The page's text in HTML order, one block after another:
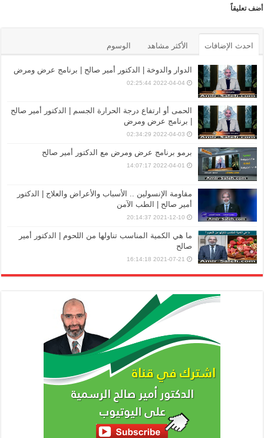
أضف تعليقاً
احدث الإضافات الأكثر مشاهد الوسوم
الدوار والدوخة | الدكتور أمير صالح | برنامج عرض ومرض
2022-04-04 02:25:44
الحمى أو ارتفاع درجة الحرارة الجسم | الدكتور أمير صالح
| برنامج عرض ومرض
2022-04-03 02:34:29
برمو برنامج عرض ومرض مع الدكتور أمير صالح
2022-04-01 14:07:17
مقاومة الإنسولين .. الأسباب والأعراض والعلاج | الدكتور
أمير صالح | الطب الآمن
2021-12-10 20:14:37
ما هي الكمية المناسب تناولها من اللحوم | الدكتور أمير
صالح
2021-07-21 16:14:18